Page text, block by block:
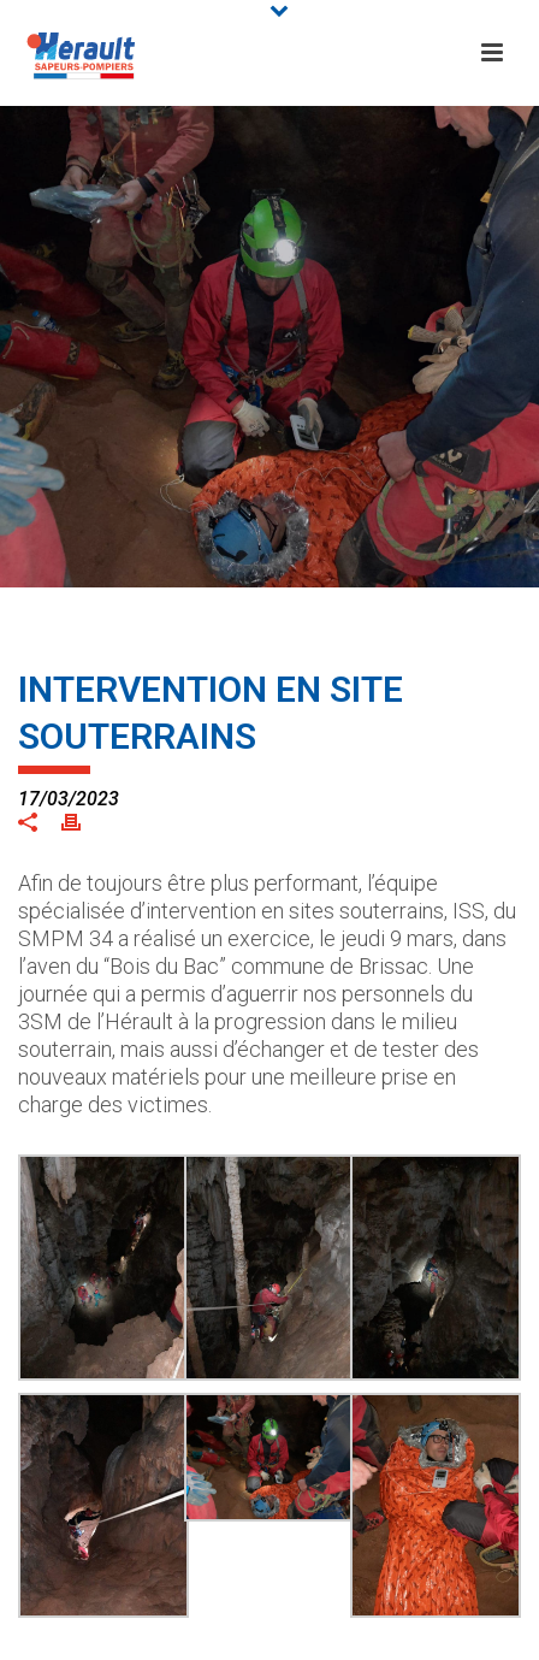
INTERVENTION EN SITE
SOUTERRAINS
17/03/2023
Afin de toujours être plus performant, l’équipe
spécialisée d’intervention en sites souterrains, ISS, du
SMPM 34 a réalisé un exercice, le jeudi 9 mars, dans
l’aven du “Bois du Bac” commune de Brissac. Une
journée qui a permis d’aguerrir nos personnels du
3SM de l’Hérault à la progression dans le milieu
souterrain, mais aussi d’échanger et de tester des
nouveaux matériels pour une meilleure prise en
charge des victimes.